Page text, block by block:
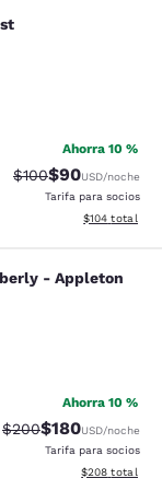
903 reseñas
Ahorra 10 %
Precio tachado:
$100Precio con
$90USD/noche
Tarifa para socios
Ver detalles
$104 total
-
- Appleton
925 reseñas
Ahorra 10 %
Precio tachado:
$200Precio con
$180USD/noche
Tarifa para socios
Ver detalles
$208 total